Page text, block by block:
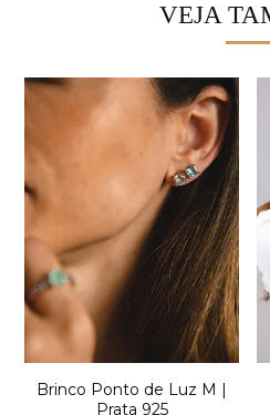
VEJA
Brinco Ponto de Luz M |
Prata 925